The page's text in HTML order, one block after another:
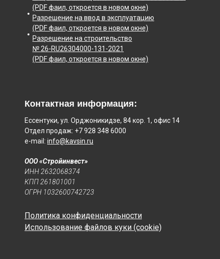
(PDF фаил, откроется в новом окне)
Разрешение на ввод в эксплуатацию
(PDF фаил, откроется в новом окне)
Разрешение на строительство
№ 26-RU26304000-131-2021
(PDF фаил, откроется в новом окне)
Контактная информация:
Ессентуки, ул. Орджоникидзе, 84 кор. 1, офис 14
Отдел продаж: +7 928 348 6000
e-mail: info@kavsin.ru
ООО «Стройинвест»
ИНН 2632068374
КПП 261801001
ОГРН 1032600742723
Политика конфиденциальности
Использование файлов куки (cookie)